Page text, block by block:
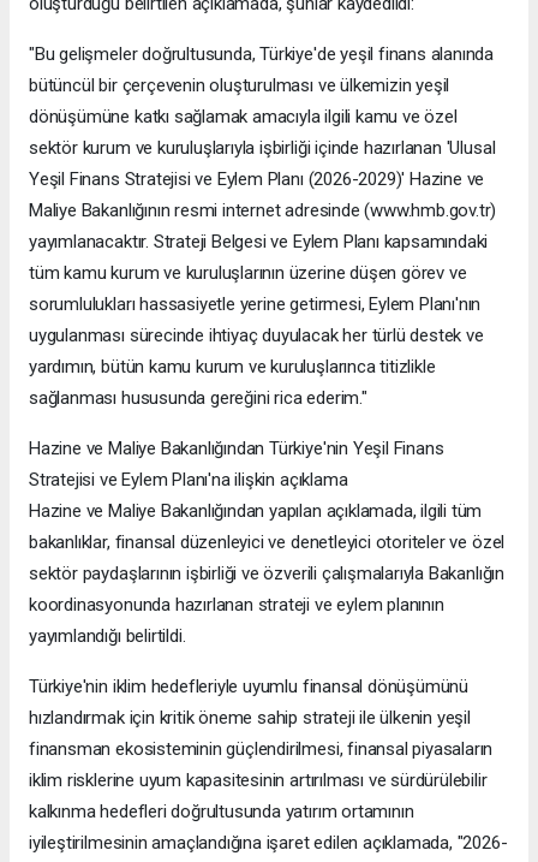
"Bu gelişmeler doğrultusunda, Türkiye'de yeşil finans alanında
bütüncül bir çerçevenin oluşturulması ve ülkemizin yeşil
dönüşümüne katkı sağlamak amacıyla ilgili kamu ve özel
sektör kurum ve kuruluşlarıyla işbirliği içinde hazırlanan 'Ulusal
Yeşil Finans Stratejisi ve Eylem Planı (2026-2029)' Hazine ve
Maliye Bakanlığının resmi internet adresinde (www.hmb.gov.tr)
yayımlanacaktır. Strateji Belgesi ve Eylem Planı kapsamındaki
tüm kamu kurum ve kuruluşlarının üzerine düşen görev ve
sorumlulukları hassasiyetle yerine getirmesi, Eylem Planı'nın
uygulanması sürecinde ihtiyaç duyulacak her türlü destek ve
yardımın, bütün kamu kurum ve kuruluşlarınca titizlikle
sağlanması hususunda gereğini rica ederim."
Hazine ve Maliye Bakanlığından Türkiye'nin Yeşil Finans
Stratejisi ve Eylem Planı'na ilişkin açıklama
Hazine ve Maliye Bakanlığından yapılan açıklamada, ilgili tüm
bakanlıklar, finansal düzenleyici ve denetleyici otoriteler ve özel
sektör paydaşlarının işbirliği ve özverili çalışmalarıyla Bakanlığın
koordinasyonunda hazırlanan strateji ve eylem planının
yayımlandığı belirtildi.
Türkiye'nin iklim hedefleriyle uyumlu finansal dönüşümünü
hızlandırmak için kritik öneme sahip strateji ile ülkenin yeşil
finansman ekosisteminin güçlendirilmesi, finansal piyasaların
iklim risklerine uyum kapasitesinin artırılması ve sürdürülebilir
kalkınma hedefleri doğrultusunda yatırım ortamının
iyileştirilmesinin amaçlandığına işaret edilen açıklamada, "2026-